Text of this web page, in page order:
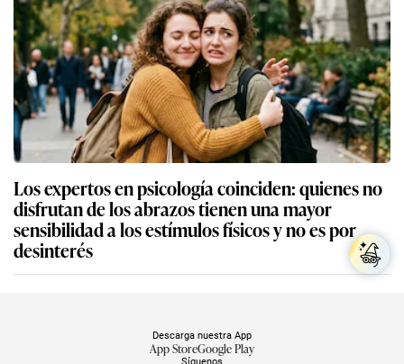
Los expertos en psicología coinciden: quienes no
disfrutan de los abrazos tienen una mayor
sensibilidad a los estímulos físicos y no es por
desinterés
Síguenos
Descarga nuestra App
App StoreGoogle Play